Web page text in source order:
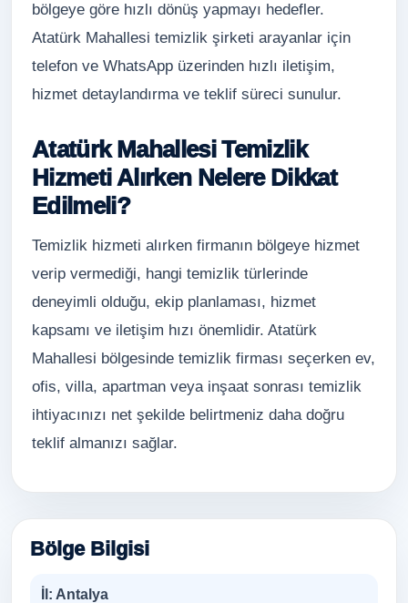
bölgeye göre hızlı dönüş yapmayı hedefler.
Atatürk Mahallesi temizlik şirketi arayanlar için
telefon ve WhatsApp üzerinden hızlı iletişim,
hizmet detaylandırma ve teklif süreci sunulur.
Atatürk Mahallesi Temizlik
Hizmeti Alırken Nelere Dikkat
Edilmeli?
Temizlik hizmeti alırken firmanın bölgeye hizmet
verip vermediği, hangi temizlik türlerinde
deneyimli olduğu, ekip planlaması, hizmet
kapsamı ve iletişim hızı önemlidir. Atatürk
Mahallesi bölgesinde temizlik firması seçerken ev,
ofis, villa, apartman veya inşaat sonrası temizlik
ihtiyacınızı net şekilde belirtmeniz daha doğru
teklif almanızı sağlar.
Bölge Bilgisi
İl: Antalya